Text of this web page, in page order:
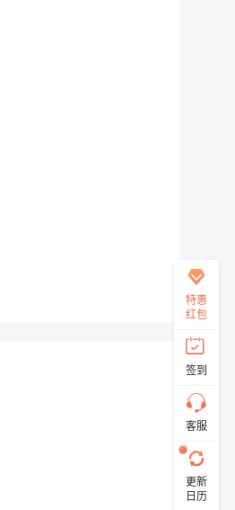
特惠
红包
签到
客服
接
说
出
您
的
求！
切
带
资
源
更新
日历